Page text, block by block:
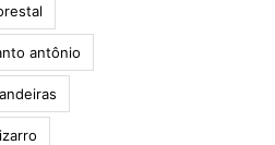
antônio